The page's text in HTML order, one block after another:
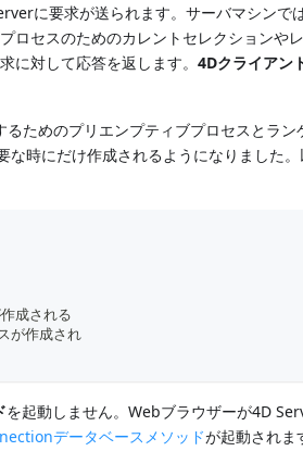
に要求が送られます。サーバマシンで
ロセスのためのカレントセレクションや
に対して応答を返します。4Dクライアン
ためのプリエンプティブプロセスとラン
時にだけ作成されるようになりました
成される
作成され
を起動しません。Webブラウザーが4D
データベースメソッドが起動されま